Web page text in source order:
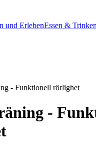
und ErlebenEssen & Trinken
- Funktionell rörlighet
-